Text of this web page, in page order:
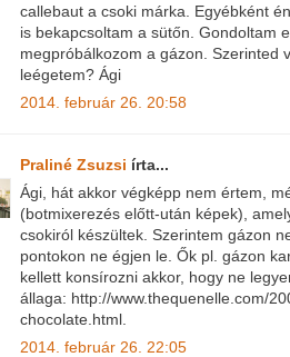
callebaut a csoki márka. Egyébként
is bekapcsoltam a sütőn. Gondoltam
megpróbálkozom a gázon. Szerinted
leégetem? Ági
2014. február 26. 20:58
Praliné Zsuzsi írta...
Ági, hát akkor végképp nem értem,
(botmixerezés előtt-után képek),
csokiról készültek. Szerintem gázon
pontokon ne égjen le. Ők pl. gázon
kellett konsírozni akkor, hogy ne
állaga: http://www.thequenelle.com/
chocolate.html.
2014. február 26. 22:05